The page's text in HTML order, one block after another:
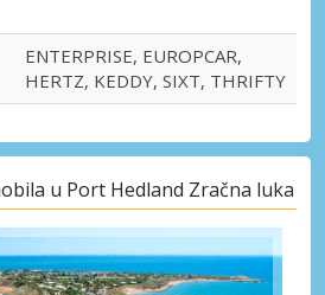
ENTERPRISE, EUROPCAR,
HERTZ, KEDDY, SIXT, THRIFTY
u Port Hedland Zračna luka